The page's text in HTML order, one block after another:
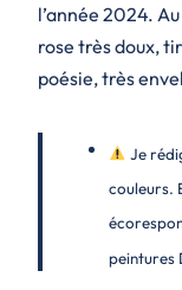
l’année 2024.
rose très doux,
poésie, très
Je
couleurs.
peintures